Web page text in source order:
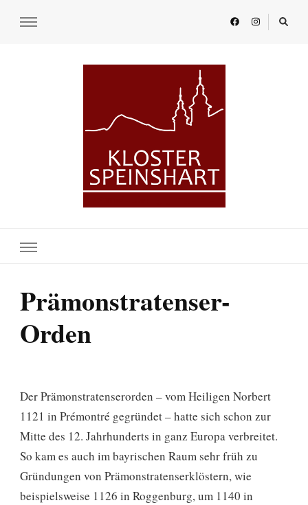
Prämonstratenser-
Orden
Der Prämonstratenserorden – vom Heiligen Norbert
1121 in Prémontré gegründet – hatte sich schon zur
Mitte des 12. Jahrhunderts in ganz Europa verbreitet.
So kam es auch im bayrischen Raum sehr früh zu
Gründungen von Prämonstratenserklöstern, wie
beispielsweise 1126 in Roggenburg, um 1140 in